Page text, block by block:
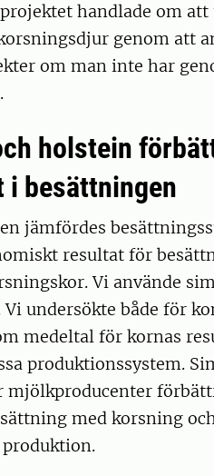
handlade om
genom att
om man inte har
holstein
i besättningen
jämfördes
resultat för
Vi använde
undersökte både för
medeltal för kornas
produktionssystem.
mjölkproducenter
med korsning